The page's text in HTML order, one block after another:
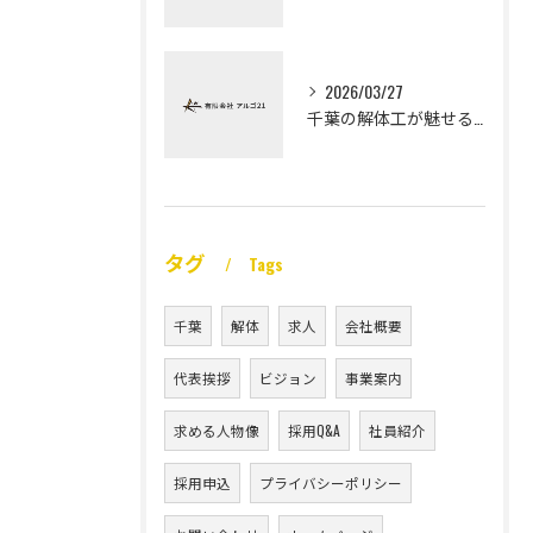
2026/03/27
タグ Tags
千葉 解体 求人 会社概要
代表挨拶 ビジョン 事業案内
求める人物像 採用Q&A 社員紹介
採用申込 プライバシーポリシー